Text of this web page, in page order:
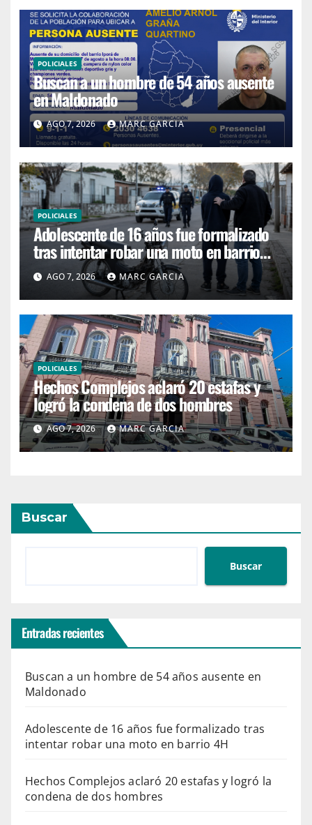
POLICIALES
Buscan a un hombre de 54 años ausente
en Maldonado
AGO 7, 2026 MARC GARCIA
POLICIALES
Adolescente de 16 años fue formalizado
tras intentar robar una moto en barrio
4HAGO 7, 2026 MARC GARCIA
POLICIALES
Hechos Complejos aclaró 20 estafas y
logró la condena de dos hombres
AGO 7, 2026 MARC GARCIA
Buscar
Buscar
Entradas recientes
Buscan a un hombre de 54 años ausente en
Maldonado
Adolescente de 16 años fue formalizado tras
intentar robar una moto en barrio 4H
Hechos Complejos aclaró 20 estafas y logró la
condena de dos hombres